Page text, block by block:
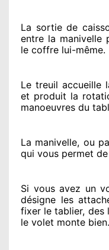
La sortie de
entre la manivelle
le coffre lui-même.
Le treuil accueille
et produit la
manoeuvres du
La manivelle, ou
qui vous permet
Si vous avez un
désigne les
fixer le tablier, des
le volet monte bien.